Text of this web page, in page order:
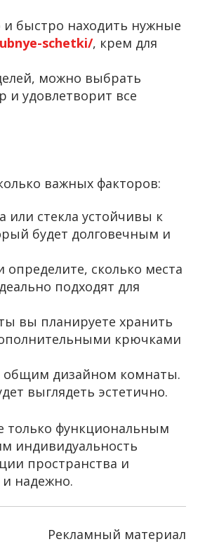
и быстро находить нужные
schetki/, крем для
можно выбрать
и удовлетворит все
важных факторов:
или стекла устойчивы к
будет долговечным и
сколько места
подходят для
вы планируете хранить
крючками
общим дизайном комнаты.
выглядеть эстетично.
только функциональным
индивидуальность
пространства и
надежно.
Рекламный материал